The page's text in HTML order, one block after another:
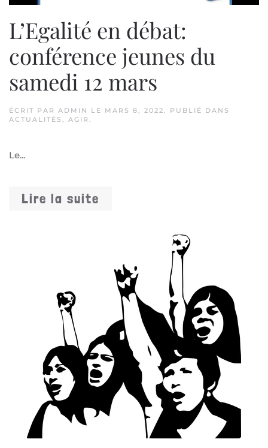
L’Egalité en débat:
conférence jeunes du
samedi 12 mars
ÉCRIT PAR ADMIN LE MARS 8, 2022. PUBLIÉ DANS
ACTUALITÉS , AGIR .
Le...
Lire la suite